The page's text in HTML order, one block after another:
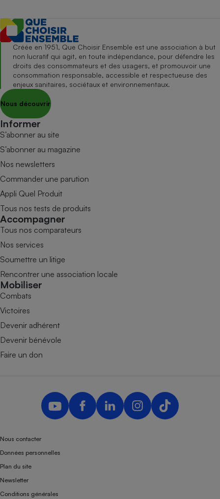
Créée en 1951, Que Choisir Ensemble est une association à but
non lucratif qui agit, en toute indépendance, pour défendre les
droits des consommateurs et des usagers, et promouvoir une
consommation responsable, accessible et respectueuse des
enjeux sanitaires, sociétaux et environnementaux.
Nous découvrir
Informer
S’abonner au site
S’abonner au magazine
Nos newsletters
Commander une parution
Appli Quel Produit
Tous nos tests de produits
Accompagner
Tous nos comparateurs
Nos services
Soumettre un litige
Rencontrer une association locale
Mobiliser
Combats
Victoires
Devenir adhérent
Devenir bénévole
Faire un don
Nous contacter
Données personnelles
Plan du site
Newsletter
Conditions générales